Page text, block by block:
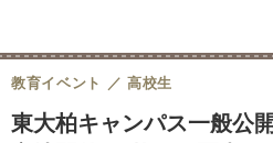
東大柏キャンパス一般公
教育イベント 高校生